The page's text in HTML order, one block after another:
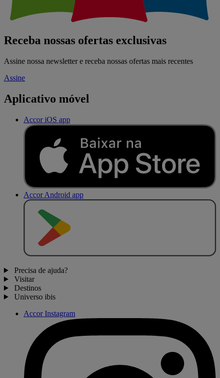
Receba nossas ofertas exclusivas
Assine nossa newsletter e receba nossas ofertas mais recentes
Assine
Aplicativo móvel
Accor iOS app
Accor Android app
Precisa de ajuda?
Visitar
Destinos
Universo ibis
Accor Instagram